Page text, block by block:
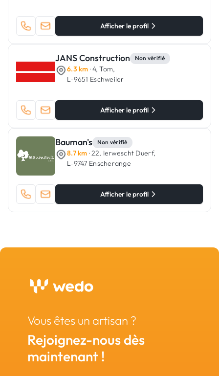
Afficher le profil
JANS Construction Non vérifié
6.3 km · 4, Tom,
L-9651 Eschweiler
Afficher le profil
Bauman's Non vérifié
8.7 km · 22, Ierwescht Duerf,
L-9747 Enscherange
Afficher le profil
Vous êtes un artisan ?
Rejoignez-nous dès
maintenant !